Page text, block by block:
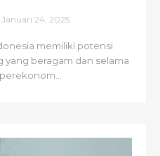
24, 2025
memiliki potensi
yang beragam dan selama